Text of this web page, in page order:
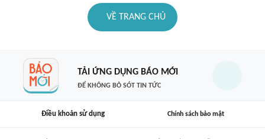
VỀ TRANG CHỦ
TẢI ỨNG DỤNG BÁO MỚI
ĐỂ KHÔNG BỎ SÓT TIN TỨC
Điều khoản sử dụng Chính sách bảo mật